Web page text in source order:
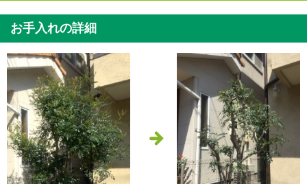
お手入れの詳細